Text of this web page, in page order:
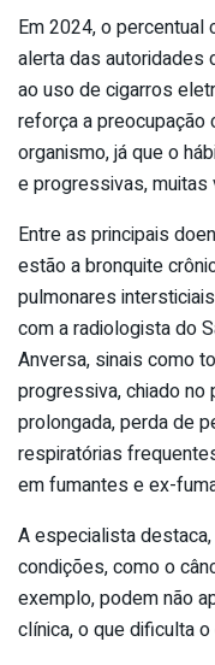
Em 2024, o percentual
alerta das autoridades
ao uso de cigarros
reforça a
organismo, já que o
e progressivas,
Entre as principais
estão a bronquite
pulmonares
com a radiologista do
Anversa, sinais como
progressiva, chiado no
prolongada, perda de
respiratórias
em fumantes e ex-
A especialista
condições, como o
exemplo, podem não
clínica, o que dificulta